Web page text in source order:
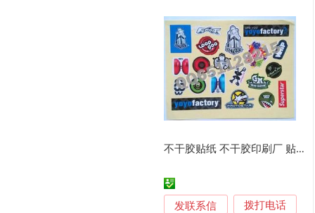
不干胶贴纸 不干胶印刷厂 贴纸标签 印刷厂
发联系信 拨打电话